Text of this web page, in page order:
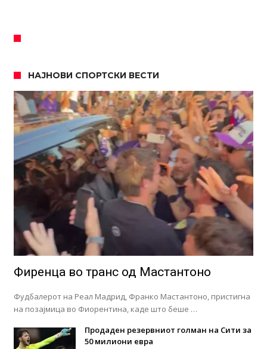
НАЈНОВИ СПОРТСКИ ВЕСТИ
Фиренца во транс од Мастантоно
Фудбалерот на Реал Мадрид, Франко Мастантоно, пристигна
на позајмица во Фиорентина, каде што беше …
Продаден резервниот голман на Сити за
50 милиони евра